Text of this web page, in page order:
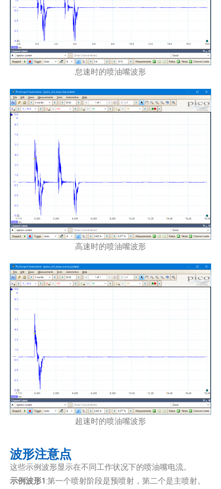
怠速时的喷油嘴波形
高速时的喷油嘴波形
超速时的喷油嘴波形
波形注意点
这些示例波形显示在不同工作状况下的喷油嘴电流。
示例波形1:第一个喷射阶段是预喷射，第二个是主喷射。